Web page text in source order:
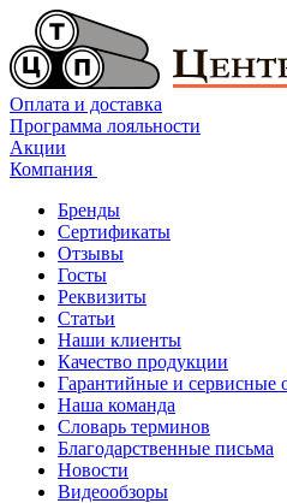
Оплата и доставка
Программа лояльности
Акции
Компания
Бренды
Сертификаты
Отзывы
Госты
Реквизиты
Статьи
Наши клиенты
Качество продукции
Гарантийные и сервисные
Наша команда
Словарь терминов
Благодарственные письма
Новости
Видеообзоры